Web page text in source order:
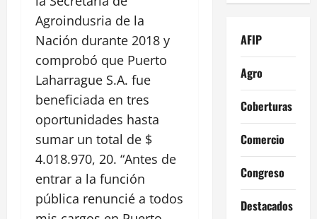
Agroindusria de la
Nación durante 2018 y
comprobó que Puerto
Laharrague S.A. fue
beneficiada en tres
oportunidades hasta
sumar un total de $
4.018.970, 20. “Antes de
entrar a la función
pública renuncié a todos
AFIP
Agro
Coberturas
Comercio
Congreso
Destacados